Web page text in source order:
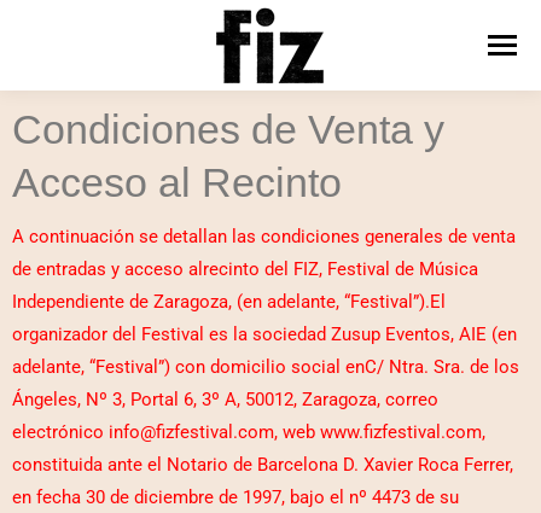
Condiciones de Venta y
Acceso al Recinto
A continuación se detallan las condiciones generales de venta
de entradas y acceso alrecinto del FIZ, Festival de Música
Independiente de Zaragoza, (en adelante, “Festival”).El
organizador del Festival es la sociedad Zusup Eventos, AIE (en
adelante, “Festival”) con domicilio social enC/ Ntra. Sra. de los
Ángeles, Nº 3, Portal 6, 3º A, 50012, Zaragoza, correo
electrónico info@fizfestival.com, web www.fizfestival.com,
constituida ante el Notario de Barcelona D. Xavier Roca Ferrer,
en fecha 30 de diciembre de 1997, bajo el nº 4473 de su